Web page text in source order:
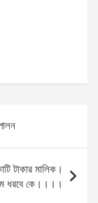
টাকার মালিক।
ধরবে কে।।।।